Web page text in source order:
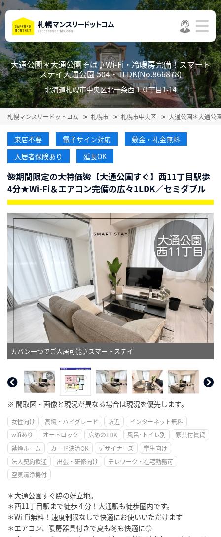
大通公園＊大通公園そば♪Wi-Fi・冷暖房完備！スマート
ステイ大通公園 504・1LDK(No.866878)
北海道札幌市中央区北一条西１０丁目1-14
札幌マンスリードットコム 札幌市 札幌市中央区 大通公園＊大通公
来店不要 電子サイン対応
敷金・礼金無料
入居者保険あり
延長OK
🌺期間限定の大特価🌺【大通公園すぐ】西11丁目駅歩
4分★Wi-Fi＆エアコン完備の広々1LDK／セミダブル
カバン一つでご入居可能♪スマートステイ
※ 間取図・画像と現況が異なる場合は現況を優先します。
女性向け 高級・ハイグレード 駅近
インターネット無料
wifiあり
オートロック 広めのLDK 風呂･トイレ別
家具付賃貸
禁煙ルーム
カード決済OK デザイナーズ
学生向け
法人契約歓迎
出張・研修向け
テレワーク・在宅勤務可
空気清浄機付
＊大通公園すぐ脇の好立地。
＊西11丁目駅まで徒歩４分！大通駅も徒歩圏内です。
＊Wi-Fi無料！速度制限なしで快適にお使いいただけます
＊エアコン、暖房器具付きで夏も冬も快適に◎